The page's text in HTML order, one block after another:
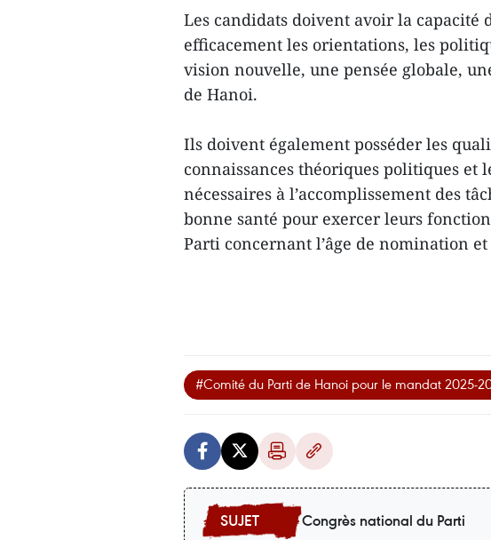
Les candidats doivent avoir la
efficacement les orientations, les
vision nouvelle, une pensée globale,
de Hanoi.
Ils doivent également posséder les
connaissances théoriques politiques et
nécessaires à l’accomplissement des
bonne santé pour exercer leurs
Parti concernant l’âge de nomination
#Comité du Parti de Hanoi pour le mandat 2025-
Congrès national du Parti